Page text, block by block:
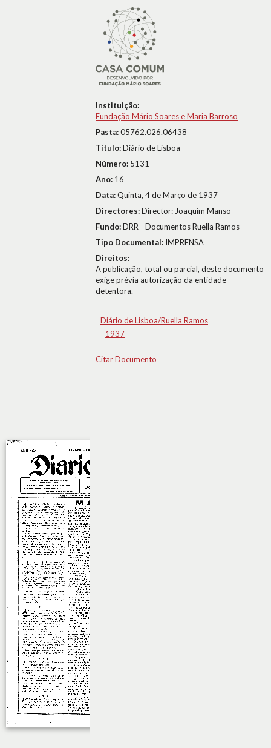
Instituição:
Fundação Mário Soares e Maria Barroso
Pasta:05762.026.06438
Título:Diário de Lisboa
Número: 5131
Ano: 16
Data:Quinta, 4 de Março de 1937
Directores:Director: Joaquim Manso
Fundo:DRR - Documentos Ruella Ramos
Tipo Documental: IMPRENSA
Direitos:
A publicação, total ou parcial, deste documento
exige prévia autorização da entidade
detentora.
Diário de Lisboa/Ruella Ramos
1937
Citar Documento